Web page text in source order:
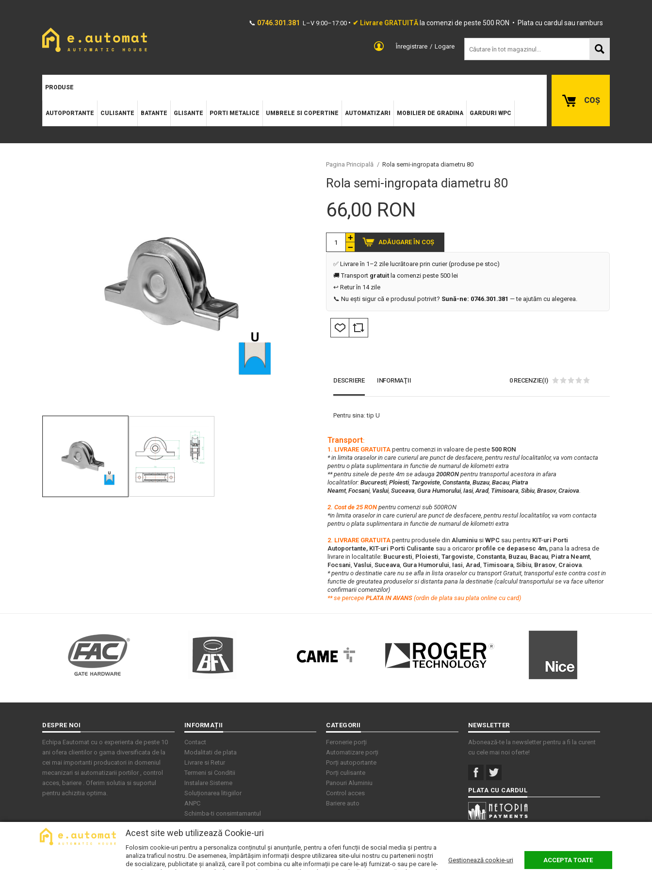
📞 0746.301.381 L–V 9:00–17:00 • ✔ Livrare GRATUITĂ la comenzi de peste 500 RON • Plata cu cardul sau ramburs
Înregistrare Logare
PRODUSE
AUTOPORTANTE CULISANTE BATANTE GLISANTE PORTI METALICE UMBRELE SI COPERTINE AUTOMATIZARI MOBILIER DE GRADINA GARDURI WPC
COȘ
Pagina Principală / Rola semi-ingropata diametru 80
Rola semi-ingropata diametru 80
66,00 RON
ADĂUGARE ÎN COȘ
✅ Livrare în 1–2 zile lucrătoare prin curier (produse pe stoc)
🚚 Transport gratuit la comenzi peste 500 lei
↩️ Retur în 14 zile
📞 Nu ești sigur că e produsul potrivit? Sună-ne: 0746.301.381 — te ajutăm cu alegerea.
DESCRIERE INFORMAŢII 0 RECENZIE(I)
Pentru sina: tip U
Transport:
1. LIVRARE GRATUITA pentru comenzi in valoare de peste 500 RON
* in limita oraselor in care curierul are punct de desfacere, pentru restul localitatilor, va vom contacta
pentru o plata suplimentara in functie de numarul de kilometri extra
** pentru sinele de peste 4m se adauga 200RON pentru transportul acestora in afara
localitatilor: Bucuresti, Ploiesti, Targoviste, Constanta, Buzau, Bacau, Piatra
Neamt, Focsani, Vaslui, Suceava, Gura Humorului, Iasi,Arad, Timisoara, Sibiu, Brasov, Craiova.
2. Cost de 25 RON pentru comenzi sub 500RON
*in limita oraselor in care curierul are punct de desfacere, pentru restul localitatilor, va vom contacta
pentru o plata suplimentara in functie de numarul de kilometri extra
2. LIVRARE GRATUITA pentru produsele din Aluminiu si WPC sau pentru KIT-uri Porti
Autoportante, KIT-uri Porti Culisante sau a oricarorprofile ce depasesc 4m, pana la adresa de
livrare in localitatile: Bucuresti, Ploiesti, Targoviste, Constanta, Buzau, Bacau, Piatra Neamt,
Focsani, Vaslui, Suceava, Gura Humorului, Iasi, Arad, Timisoara, Sibiu, Brasov, Craiova.
* pentru o destinatie care nu se afla in lista oraselor cu transport Gratuit, transportul este contra cost in
functie de greutatea produselor si distanta pana la destinatie (calculul transportului se va face ulterior
confirmarii comenzilor)
**se percepe PLATA IN AVANS (ordin de plata sau plata online cu card)
DESPRE NOI
Echipa Eautomat cu o experienta de peste 10
ani ofera clientilor o gama diversificata de la
cei mai importanti producatori in domeniul
mecanizari si automatizarii portilor , control
acces, bariere . Oferim solutia si suportul
pentru achizitia optima.
INFORMAȚII
Contact
Modalitati de plata
Livrare si Retur
Termeni si Conditii
Instalare Sisteme
Soluționarea litigiilor
ANPC
Schimba-ti consimtamantul
CATEGORII
Feronerie porți
Automatizare porți
Porți autoportante
Porți culisante
Panouri Aluminiu
Control acces
Bariere auto
NEWSLETTER
Abonează-te la newsletter pentru a fi la curent
cu cele mai noi oferte!
PLATA CU CARDUL
Acest site web utilizează Cookie-uri
Folosim cookie-uri pentru a personaliza conținutul și anunțurile, pentru a oferi funcții de social media și pentru a
analiza traficul nostru. De asemenea, împărtășim informații despre utilizarea site-ului nostru cu partenerii noștri
de socializare, publicitate și analiză, care îl pot combina cu alte informații pe care le-ați furnizat-o sau pe care le-
Gestionează cookie-uri ACCEPTA TOATE